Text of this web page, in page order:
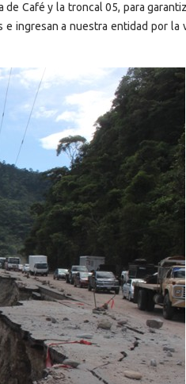
Café y la troncal 05, para
ingresan a nuestra entidad por la